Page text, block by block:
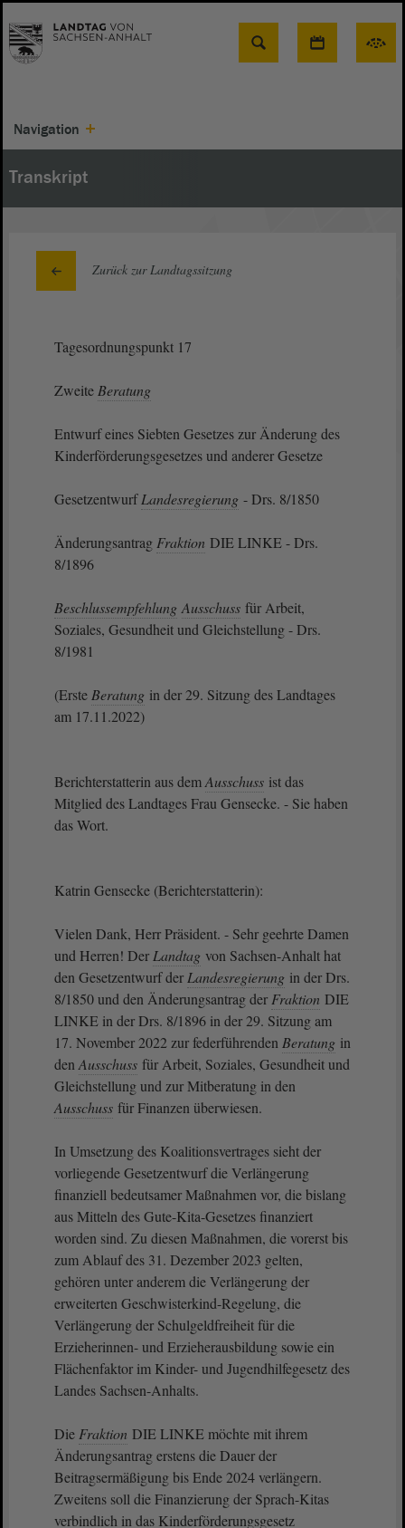
Suche
Navigation
Transkript
Zurück zur Landtagssitzung
Tagesordnungspunkt 17
Zweite Beratung
Entwurf eines Siebten Gesetzes zur Änderung des
Kinderförderungsgesetzes und anderer Gesetze
GesetzentwurfLandesregierung - Drs. 8/1850
Änderungsantrag Fraktion DIE LINKE - Drs.
8/1896
Beschlussempfehlung Ausschuss für Arbeit,
Soziales, Gesundheit und Gleichstellung - Drs.
8/1981
(Erste Beratung in der 29. Sitzung des Landtages
am 17.11.2022)
Berichterstatterin aus demAusschuss ist das
Mitglied des Landtages Frau Gensecke. - Sie haben
das Wort.
Katrin Gensecke (Berichterstatterin):
Vielen Dank, Herr Präsident. - Sehr geehrte Damen
und Herren! Der Landtag von Sachsen-Anhalt hat
den Gesetzentwurf der Landesregierung in der Drs.
8/1850 und den Änderungsantrag der Fraktion DIE
LINKE in der Drs. 8/1896 in der 29. Sitzung am
17. November 2022 zur federführenden Beratung in
den Ausschuss für Arbeit, Soziales, Gesundheit und
Gleichstellung und zur Mitberatung in den
Ausschuss für Finanzen überwiesen.
In Umsetzung des Koalitionsvertrages sieht der
vorliegende Gesetzentwurf die Verlängerung
finanziell bedeutsamer Maßnahmen vor, die bislang
aus Mitteln des Gute-Kita-Gesetzes finanziert
worden sind. Zu diesen Maßnahmen, die vorerst bis
zum Ablauf des 31. Dezember 2023 gelten,
gehören unter anderem die Verlängerung der
erweiterten Geschwisterkind-Regelung, die
Verlängerung der Schulgeldfreiheit für die
Erzieherinnen- und Erzieherausbildung sowie ein
Flächenfaktor im Kinder- und Jugendhilfegesetz des
Landes Sachsen-Anhalts.
Die Fraktion DIE LINKE möchte mit ihrem
Änderungsantrag erstens die Dauer der
Beitragsermäßigung bis Ende 2024 verlängern.
Zweitens soll die Finanzierung der Sprach-Kitas
verbindlich in das Kinderförderungsgesetz